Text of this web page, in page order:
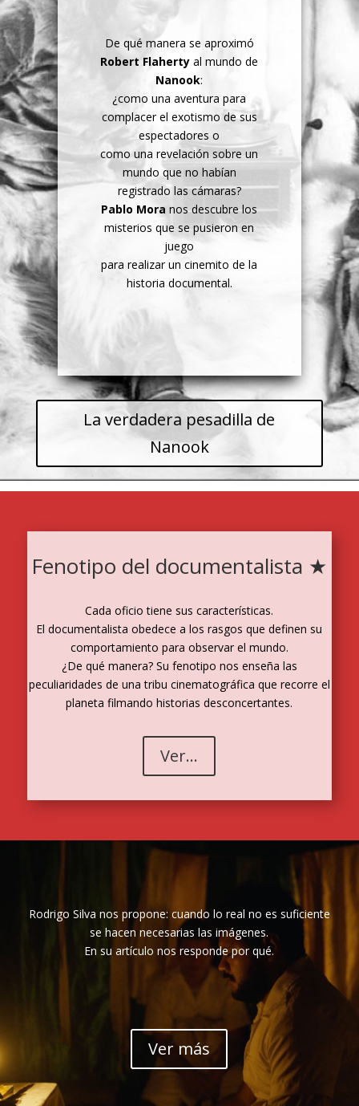
De qué manera se aproximó
Robert Flaherty al mundo de
Nanook:
¿como una aventura para
complacer el exotismo de sus
espectadores o
como una revelación sobre un
mundo que no habían
registrado las cámaras?
Pablo Mora nos descubre los
misterios que se pusieron en
juego
para realizar un cinemito de la
historia documental.
La verdadera pesadilla de
Nanook
Fenotipo del documentalista ★
Cada oficio tiene sus características.
El documentalista obedece a los rasgos que definen su
comportamiento para observar el mundo.
¿De qué manera? Su fenotipo nos enseña las
peculiaridades de una tribu cinematográfica que recorre el
planeta filmando historias desconcertantes.
Ver...
Rodrigo Silva nos propone: cuando lo real no es suficiente
se hacen necesarias las imágenes.
En su artículo nos responde por qué.
Ver más